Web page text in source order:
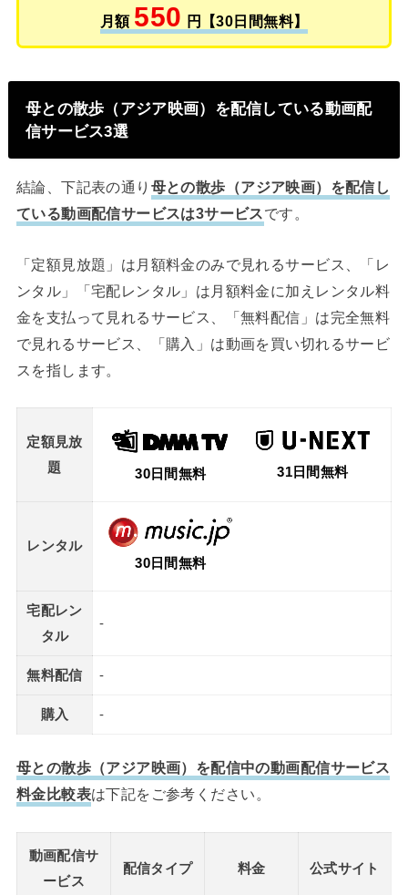
月額 550 円【30日間無料】
母との散歩（アジア映画）を配信している動画配
信サービス3選
結論、下記表の通り 母との散歩（アジア映画）を配信し
ている動画配信サービスは3サービスです。
「定額見放題」は月額料金のみで見れるサービス、「レ
ンタル」「宅配レンタル」は月額料金に加えレンタル料
金を支払って見れるサービス、「無料配信」は完全無料
で見れるサービス、「購入」は動画を買い切れるサービ
スを指します。
定額見放
題
30日間無料 31日間無料
レンタル
30日間無料
宅配レン
タル
-
無料配信 -
購入 -
母との散歩（アジア映画）を配信中の動画配信サービス
料金比較表は下記をご参考ください。
動画配信サ
ービス
配信タイプ 料金 公式サイト